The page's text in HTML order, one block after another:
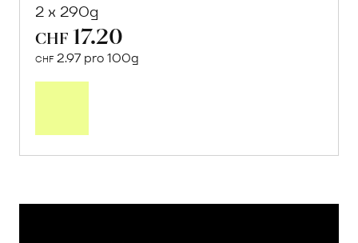
2 x 290g
CHF 17.20
CHF 2.97 pro 100g